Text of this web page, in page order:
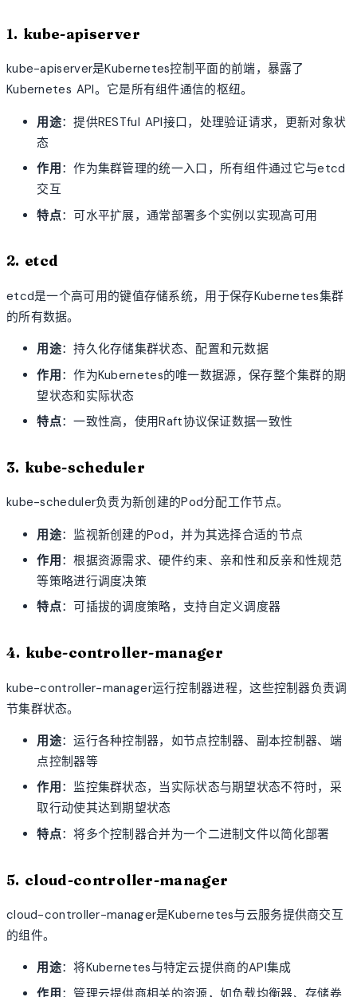
1. kube-apiserver
kube-apiserver是Kubernetes控制平面的前端，暴露了
Kubernetes API。它是所有组件通信的枢纽。
用途：提供RESTful API接口，处理验证请求，更新对象状
态
作用 ：作为集群管理的统一入口，所有组件通过它与etcd
交互
特点：可水平扩展，通常部署多个实例以实现高可用
2. etcd
etcd是一个高可用的键值存储系统，用于保存Kubernetes集群
的所有数据。
用途：持久化存储集群状态、配置和元数据
作用：作为Kubernetes的唯一数据源，保存整个集群的期
望状态和实际状态
特点：一致性高，使用Raft协议保证数据一致性
3. kube-scheduler
kube-scheduler负责为新创建的Pod分配工作节点。
用途：监视新创建的Pod，并为其选择合适的节点
作用：根据资源需求、硬件约束、亲和性和反亲和性规范
等策略进行调度决策
特点：可插拔的调度策略，支持自定义调度器
4. kube-controller-manager
kube-controller-manager运行控制器进程，这些控制器负责调
节集群状态。
用途：运行各种控制器，如节点控制器、副本控制器、端
点控制器等
作用 ：监控集群状态，当实际状态与期望状态不符时，采
取行动使其达到期望状态
特点：将多个控制器合并为一个二进制文件以简化部署
5. cloud-controller-manager
cloud-controller-manager是Kubernetes与云服务提供商交互
的组件。
用途：将Kubernetes与特定云提供商的API集成
作用：管理云提供商相关的资源，如负载均衡器、存储卷